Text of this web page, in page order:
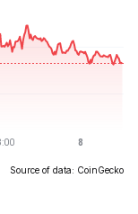
Source of data: CoinGecko